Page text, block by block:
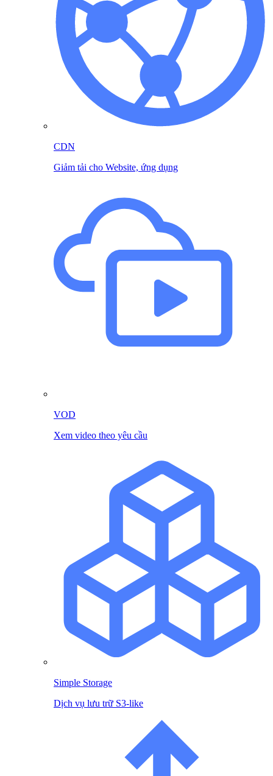
CDN
Giảm tải cho Website, ứng dụng
VOD
Xem video theo yêu cầu
Simple Storage
Dịch vụ lưu trữ S3-like